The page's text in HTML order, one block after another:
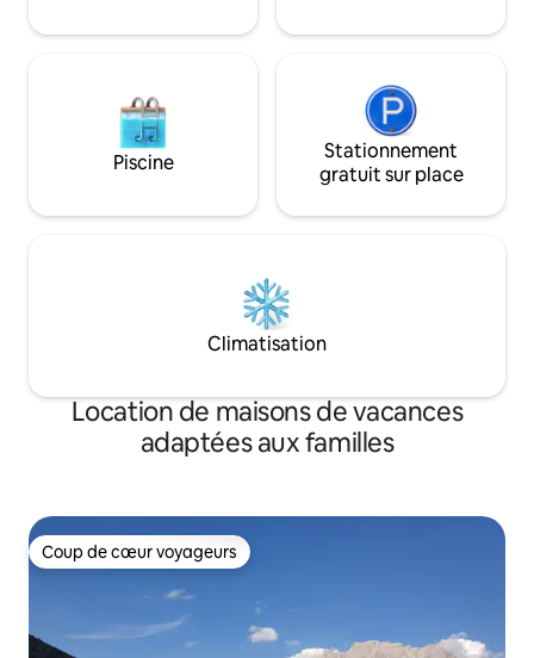
Piscine
Stationnement
gratuit sur place
Climatisation
Location de maisons de vacances
adaptées aux familles
Coup de cœur voyageurs
Coup de cœur voyageurs